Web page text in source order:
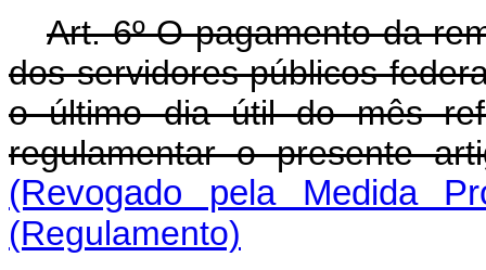
Art. 6º O pagamento da
dos servidores públicos
o último dia útil do mês
regulamentar o presente
(Revogado pela Medida
(Regulamento)